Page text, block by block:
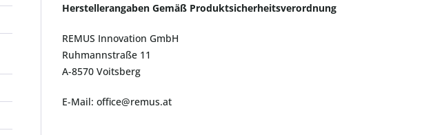
Herstellerangaben Gemäß Produktsicherheitsverordnung
REMUS Innovation GmbH
Ruhmannstraße 11
A-8570 Voitsberg
E-Mail: office@remus.at